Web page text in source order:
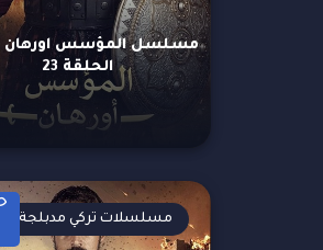
مسلسل المؤسس اورهان
الحلقة 23
مسلسلات تركي مدبلجة